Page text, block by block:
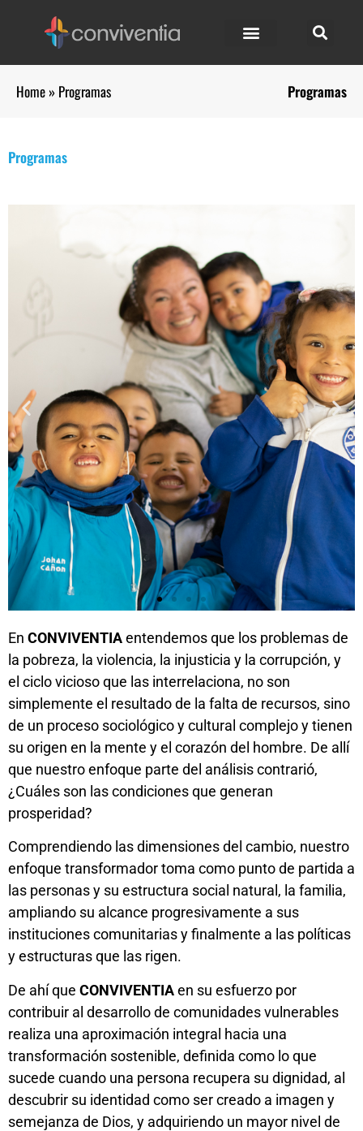
Home » Programas Programas
Programas
Infancia y
Juventud
En CONVIVENTIAentendemos que los problemas de
la pobreza, la violencia, la injusticia y la corrupción, y
el ciclo vicioso que las interrelaciona, no son
simplemente el resultado de la falta de recursos, sino
de un proceso sociológico y cultural complejo y tienen
su origen en la mente y el corazón del hombre. De allí
que nuestro enfoque parte del análisis contrarió,
¿Cuáles son las condiciones que generan
prosperidad?
Comprendiendo las dimensiones del cambio, nuestro
enfoque transformador toma como punto de partida a
las personas y su estructura social natural, la familia,
ampliando su alcance progresivamente a sus
instituciones comunitarias y finalmente a las políticas
y estructuras que las rigen.
De ahí que CONVIVENTIAen su esfuerzo por
contribuir al desarrollo de comunidades vulnerables
realiza una aproximación integral hacia una
transformación sostenible, definida como lo que
sucede cuando una persona recupera su dignidad, al
descubrir su identidad como ser creado a imagen y
semejanza de Dios, y adquiriendo un mayor nivel de